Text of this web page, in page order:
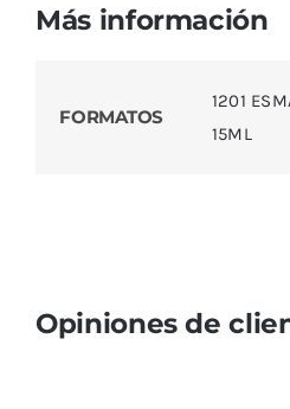
Más información
FORMATOS
1201
15ML
Opiniones de